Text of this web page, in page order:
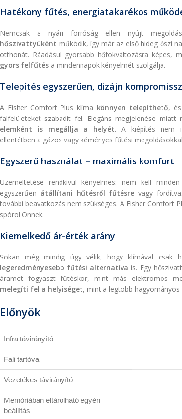
Hatékony fűtés, energiatakarékos
Nemcsak a nyári forróság ellen nyújt
hőszivattyúként működik, így már az első hideg őszi
otthonát. Ráadásul gyorsabb hőfokváltozásra képes,
gyors felfűtés a mindennapok kényelmét szolgálja.
Telepítés egyszerűen, dizájn
A Fisher Comfort Plus klíma könnyen telepíthető,
falfelületeket szabadít fel. Elegáns megjelenése miatt
elemként is megállja a helyét. A kiépítés nem
ellentétben a gázos vagy kéményes fűtési
Egyszerű használat – maximális komfort
Üzemeltetése rendkívül kényelmes: nem kell
egyszerűen átállítani hűtésről fűtésre vagy
további beavatkozás nem szükséges. A Fisher Comfort
spórol Önnek.
Kiemelkedő ár-érték arány
Sokan még mindig úgy vélik, hogy klímával csak
legeredményesebb fűtési alternatíva is. Egy
áramot fogyaszt fűtéskor, mint más elektromos
melegíti fel a helyiséget, mint a legtöbb hagyományos
Előnyök
Infra távirányító
Fali tartóval
Vezetékes távirányító
Memóriában eltárolható egyéni
beállítás